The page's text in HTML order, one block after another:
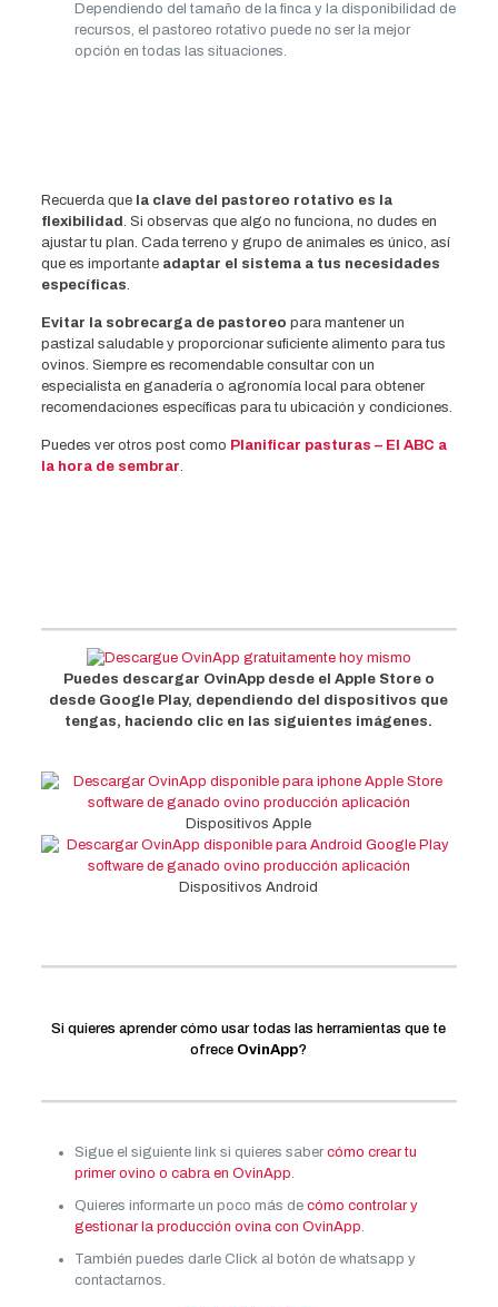
Dependiendo del tamaño de la finca y la disponibilidad de
recursos, el pastoreo rotativo puede no ser la mejor
opción en todas las situaciones.
Recuerda que la clave del pastoreo rotativo es la
flexibilidad. Si observas que algo no funciona, no dudes en
ajustar tu plan. Cada terreno y grupo de animales es único, así
que es importante adaptar el sistema a tus necesidades
específicas.
Evitar la sobrecarga de pastoreo para mantener un
pastizal saludable y proporcionar suficiente alimento para tus
ovinos. Siempre es recomendable consultar con un
especialista en ganadería o agronomía local para obtener
recomendaciones específicas para tu ubicación y condiciones.
Puedes ver otros post como Planificar pasturas – El ABC a
la hora de sembrar.
Puedes descargar OvinApp desde el Apple Store o
desde Google Play, dependiendo del dispositivos que
tengas, haciendo clic en las siguientes imágenes.
Dispositivos Apple
Dispositivos Android
Si quieres aprender cómo usar todas las herramientas que te
ofrece OvinApp?
Sigue el siguiente link si quieres saber cómo crear tu
primer ovino o cabra en OvinApp.
Quieres informarte un poco más de cómo controlar y
gestionar la producción ovina con OvinApp.
También puedes darle Click al botón de whatsapp y
contactarnos.